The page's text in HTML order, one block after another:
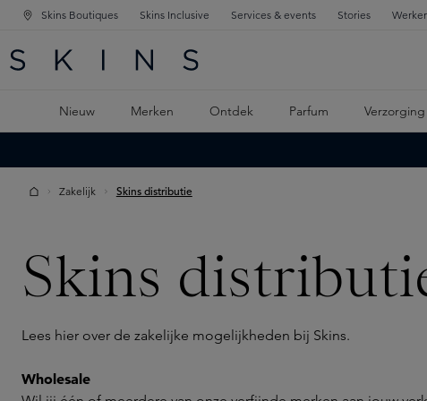
NAVIGATIE
DE HOOFDINHOUD
Skins Boutiques Skins Inclusive Services & events Stories
Nieuw Merken Ontdek Parfum Verzorging
Zakelijk Skins distributie
Skins
Lees hier over de zakelijke mogelijkheden bij Skins.
Wholesale